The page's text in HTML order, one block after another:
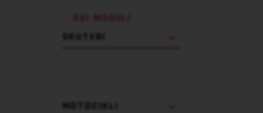
SVI MODELI
SKUTERI
MOTOCIKLI